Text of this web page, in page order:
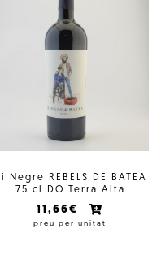
Negre REBELS DE BATEA
75 cl DO Terra Alta
11,66€
preu per unitat